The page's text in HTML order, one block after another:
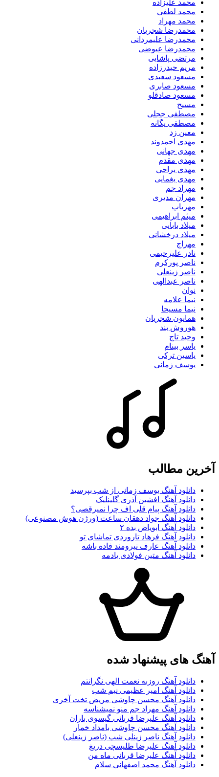
محمد علیزاده
محمد لطفی
محمد مهراد
محمدرضا شجریان
محمدرضا علیمردانی
محمدرضا عیوضی
مرتضی پاشایی
مریم حیدرزاده
مسعود سعیدی
مسعود صابری
مسعود صادقلو
مسیح
مصطفی ججلی
مصطفی یگانه
معین زد
مهدی احمدوند
مهدی جهانی
مهدی مقدم
مهدی یراحی
مهدی یغمایی
مهراد جم
مهران مدیری
مهریاب
میثم ابراهیمی
میلاد بابایی
میلاد درخشانی
مهراج
نادر علیرحیمی
ناصر پورکرم
ناصر زینعلی
ناصر عبدالهی
نوان
نیما علامه
نیما مسیحا
همایون شجریان
هوروش بند
وحید تاج
یاسر بینام
یاسین ترکی
یوسف زمانی
آخرین مطالب
دانلود آهنگ یوسف زمانی از شب بپرسید
دانلود آهنگ افشین آذری گلینلیک
دانلود آهنگ پیام قلی اف چرا نمیرقصی؟
دانلود آهنگ جواد دهقان ساعت (ورژن هوش مصنوعی)
دانلود آهنگ ابویاض بده ۲
دانلود آهنگ فرهاد تاروردی تماشای تو
دانلود آهنگ عارف نیرومند فاده باشه
دانلود آهنگ متین فولادی یادمه
آهنگ های پیشنهاد شده
دانلود آهنگ روزبه نعمت الهی نگرانتم
دانلود آهنگ امیر عظیمی نیم شب
دانلود آهنگ محسن چاوشی مریض تخت آخری
دانلود آهنگ مهراد جم منو نمیشناسه
دانلود آهنگ علیرضا قربانی گیسوی باران
دانلود آهنگ محسن چاوشی بامداد خمار
دانلود آهنگ ناصر زینلی شب (ناصر زینعلی)
دانلود آهنگ علیرضا طلیسچی دریغ
دانلود آهنگ علیرضا قربانی ماه من
دانلود آهنگ محمد اصفهانی سلام